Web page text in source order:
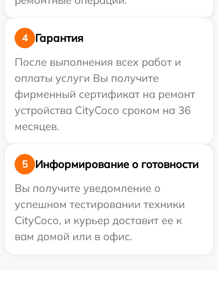
4
Гарантия
После выполнения всех работ и
оплаты услуги Вы получите
фирменный сертификат на ремонт
устройства CityCoco сроком на 36
месяцев.
5
Информирование о готовности
Вы получите уведомление о
успешном тестировании техники
CityCoco, и курьер доставит ее к
вам домой или в офис.